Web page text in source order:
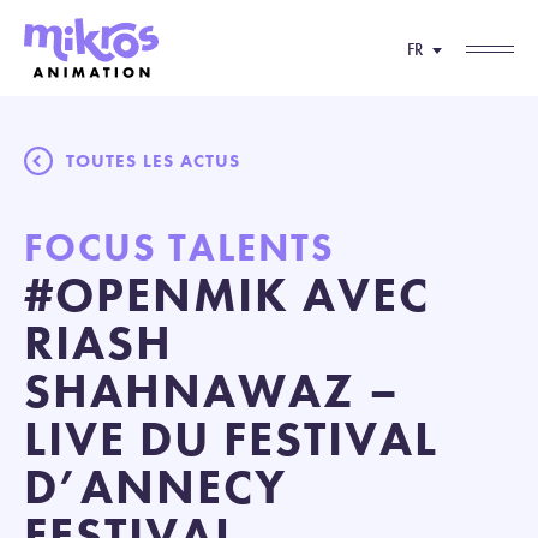
FR
TOUTES LES ACTUS
FOCUS TALENTS
#OPENMIK AVEC
RIASH
SHAHNAWAZ –
LIVE DU FESTIVAL
D’ANNECY